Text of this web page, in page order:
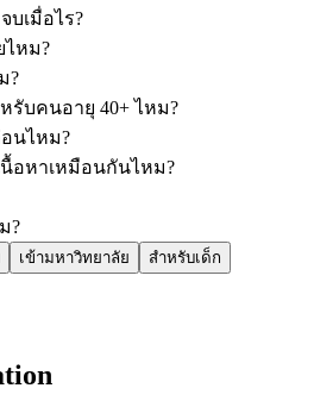
บเมื่อไร?
ไหม?
?
บคนอายุ 40+ ไหม?
นไหม?
นื้อหาเหมือนกันไหม?
?
เข้ามหาวิทยาลัย สำหรับเด็ก